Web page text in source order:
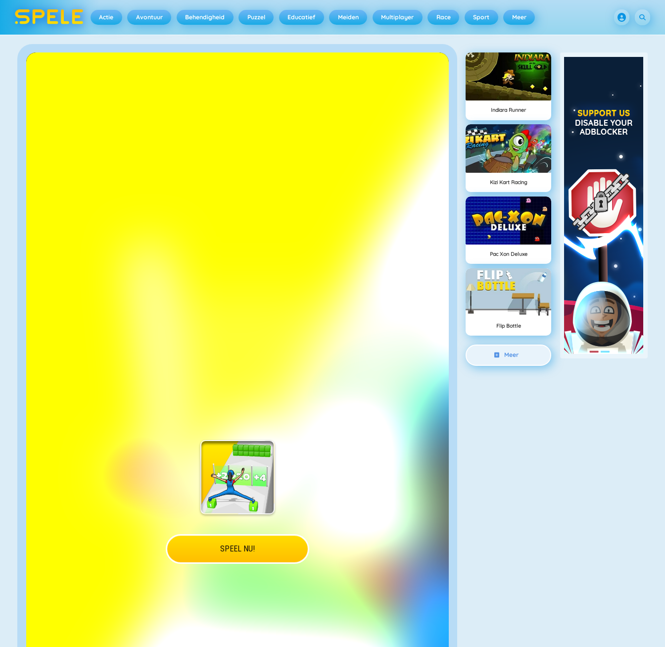
Actie Avontuur Behendigheid Puzzel Educatief Meiden Multiplayer Race Sport Meer
Indiara Runner
Kizi Kart Racing
Pac Xon Deluxe
Flip Bottle
Meer